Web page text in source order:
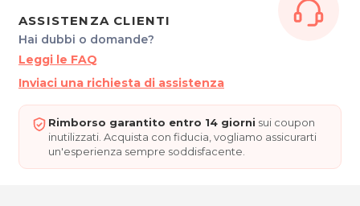
Per ulteriori informazioni sull'offerta o sulle modalità di
acquisto scrivi a posta@espevia.it
ASSISTENZA CLIENTI
Hai dubbi o domande?
Leggi le FAQ
Inviaci una richiesta di assistenza
Rimborso garantito entro 14 giorni sui coupon
inutilizzati. Acquista con fiducia, vogliamo assicurarti
un'esperienza sempre soddisfacente.